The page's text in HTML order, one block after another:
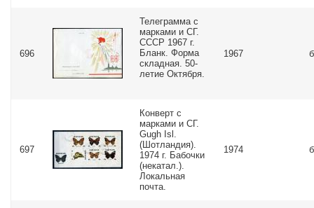
696
Телеграмма с
марками и СГ.
СССР 1967 г.
Бланк. Форма
складная. 50-
летие Октября.
1967
697
Конверт с
марками и СГ.
Gugh Isl.
(Шотландия).
1974 г. Бабочки
(некатал.).
Локальная
почта.
1974